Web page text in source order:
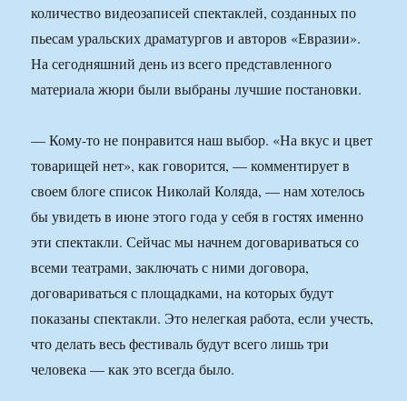
количество видеозаписей спектаклей, созданных по
пьесам уральских драматургов и авторов «Евразии».
На сегодняшний день из всего представленного
материала жюри были выбраны лучшие постановки.
— Кому-то не понравится наш выбор. «На вкус и цвет
товарищей нет», как говорится, — комментирует в
своем блоге список Николай Коляда, — нам хотелось
бы увидеть в июне этого года у себя в гостях именно
эти спектакли. Сейчас мы начнем договариваться со
всеми театрами, заключать с ними договора,
договариваться с площадками, на которых будут
показаны спектакли. Это нелегкая работа, если учесть,
что делать весь фестиваль будут всего лишь три
человека — как это всегда было.